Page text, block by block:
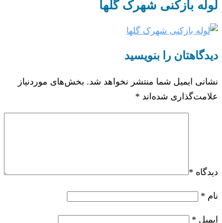
لوله بازکنی شهرک گلها
دیدگاهتان را بنویسید
نشانی ایمیل شما منتشر نخواهد شد. بخش‌های موردنیاز
علامت‌گذاری شده‌اند *
دیدگاه *
نام *
ایمیل *